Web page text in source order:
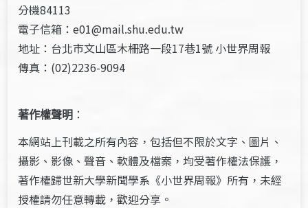
分機84113
電子信箱：e01@mail.shu.edu.tw
地址：台北市文山區木柵路一段17巷1號 小世界周報
傳真：(02)2236-9094
著作權聲明 ：
本網站上刊載之所有內容，包括但不限於文字、圖片、
攝影、影像、聲音、軟體及檔案，均受著作權法保護，
著作權歸世新大學新聞學系《小世界周報》所有，未經
授權請勿任意轉載，歡迎分享。